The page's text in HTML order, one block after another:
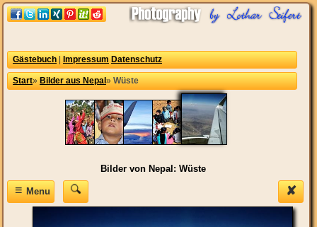
Gästebuch Impressum Datenschutz
Start» Bilder aus Nepal » Wüste
Bilder von Nepal: Wüste
✘
≡Menu